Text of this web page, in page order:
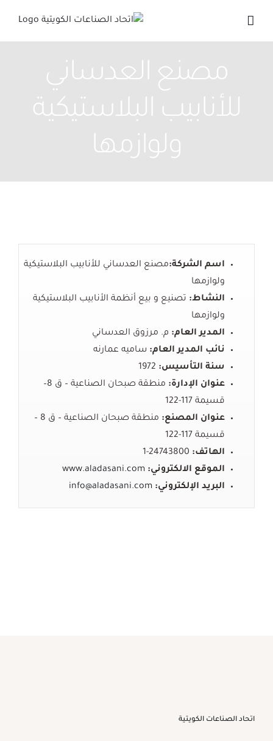
content
مصنع العدساني
للأنابيب البلاستيكية
ولوازمها
اسم الشركة:مصنع العدساني للأنابيب البلاستيكية
ولوازمها
النشاط: تصنيع و بيع أنظمة الأنابيب البلاستيكية
ولوازمها
المدير العام: م. مرزوق العدساني
نائب المدير العام: ساميه عمارنه
سنة التأسيس: 1972
عنوان الإدارة: منطقة صبحان الصناعية– ق
قسيمة117-122
عنوان المصنع: منطقة صبحان الصناعية– ق
قسيمة117-122
الهاتف:
الموقع الالكتروني: www.aladasani.com
البريد الإلكتروني:
info@aladasani.com
اتحاد الصناعات الكويتية